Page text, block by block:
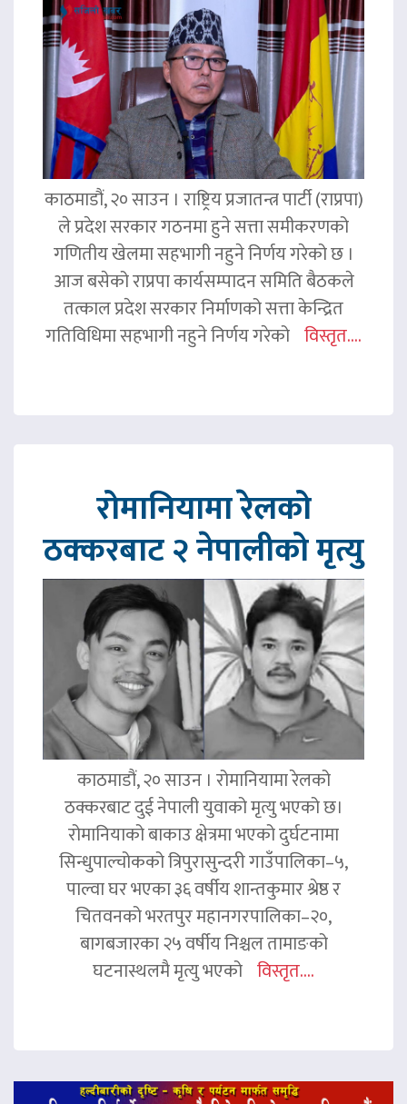
काठमाडौं, २० साउन । राष्ट्रिय प्रजातन्त्र पार्टी (राप्रपा)
ले प्रदेश सरकार गठनमा हुने सत्ता समीकरणको
गणितीय खेलमा सहभागी नहुने निर्णय गरेको छ ।
आज बसेको राप्रपा कार्यसम्पादन समिति बैठकले
तत्काल प्रदेश सरकार निर्माणको सत्ता केन्द्रित
गतिविधिमा सहभागी नहुने निर्णय गरेको विस्तृत....
रोमानियामा रेलको
ठक्करबाट २ नेपालीको मृत्यु
काठमाडौं, २० साउन । रोमानियामा रेलको
ठक्करबाट दुई नेपाली युवाको मृत्यु भएको छ।
रोमानियाको बाकाउ क्षेत्रमा भएको दुर्घटनामा
सिन्धुपाल्चोकको त्रिपुरासुन्दरी गाउँपालिका–५,
पाल्वा घर भएका ३६ वर्षीय शान्तकुमार श्रेष्ठ र
चितवनको भरतपुर महानगरपालिका–२०,
बागबजारका २५ वर्षीय निश्चल तामाङको
घटनास्थलमै मृत्यु भएको विस्तृत....